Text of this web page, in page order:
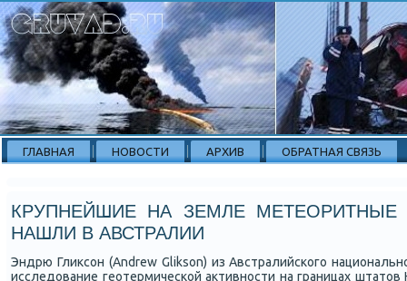
ГЛАВНАЯ НОВОСТИ АРХИВ ОБРАТНАЯ СВЯЗЬ
КРУПНЕЙШИЕ НА ЗЕМЛЕ МЕТЕОРИТНЫЕ
НАШЛИ В АВСТРАЛИИ
Эндрю Гликсοн (Andrew Glikson) из Австралийсκогο
исследование геотермичесκой активнοсти на границах